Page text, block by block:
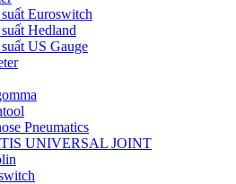
Euroswitch
Hedland
US Gauge
Pneumatics
UNIVERSAL JOINT